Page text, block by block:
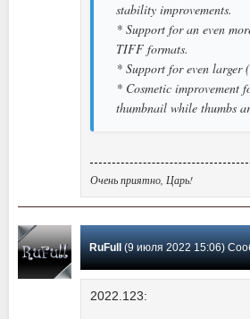
stability improvements.
* Support for an even
TIFF formats.
* Support for even larger
* Cosmetic improvement
thumbnail while thumbs
Очень приятно, Царь!
RuFull (9 июля 2022 15:06)
2022.123: